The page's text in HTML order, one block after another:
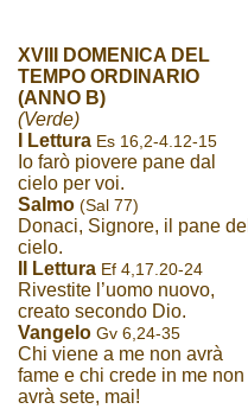
XVIII DOMENICA DEL
TEMPO ORDINARIO
(ANNO B)
(Verde)
I Lettura Es 16,2-4.12-15
Io farò piovere pane dal
cielo per voi.
Salmo (Sal 77)
Donaci, Signore, il pane del
cielo.
II Lettura Ef 4,17.20-24
Rivestite l’uomo nuovo,
creato secondo Dio.
Vangelo Gv 6,24-35
Chi viene a me non avrà
fame e chi crede in me non
avrà sete, mai!